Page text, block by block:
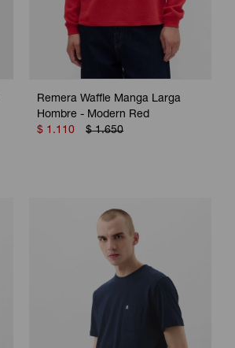
Remera Waffle Manga Larga
Hombre - Modern Red
$ 1.110 $ 1.650